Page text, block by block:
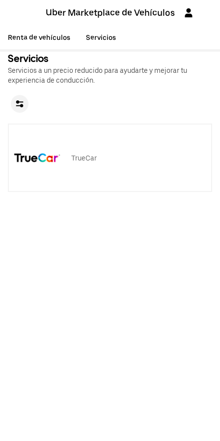
Uber Marketplace de Vehículos
Renta de vehículos Servicios
Servicios
Servicios a un precio reducido para ayudarte y mejorar tu
experiencia de conducción.
TrueCar